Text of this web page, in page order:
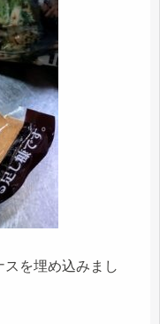
を埋め込みまし